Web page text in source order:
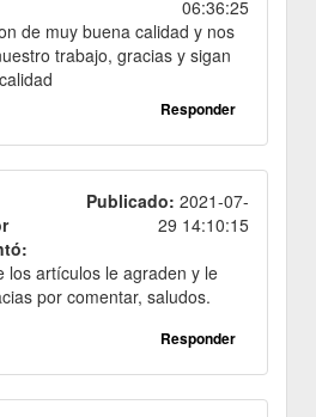
06:36:25
de muy buena calidad y nos
trabajo, gracias y sigan
Responder
Publicado: 2021-07-
29 14:10:15
los artículos le agraden y le
por comentar, saludos.
Responder